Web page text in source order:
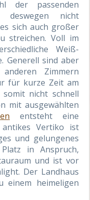
der passenden
nicht
sich auch großer
streichen. Voll im
Weiß-
Generell sind aber
Zimmern
für kurze Zeit am
nicht schnell
mit ausgewählten
entsteht eine
Vertiko ist
und gelungenes
in Anspruch,
und ist vor
Der Landhaus
einem heimeligen